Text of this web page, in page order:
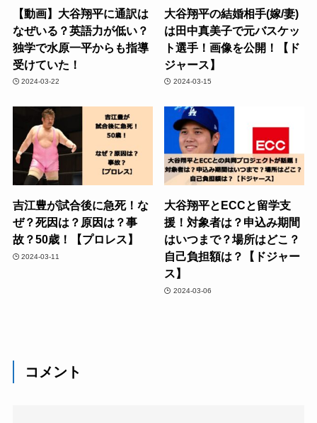
【動画】大谷翔平に通訳は
なぜいる？英語力が低い？
独学で水原一平からも指導
受けていた！
2024-03-22
大谷翔平の結婚相手(嫁/妻)
は田中真美子で元バスケッ
ト選手！画像を公開！【ド
ジャース】
2024-03-15
吉江豊が試合後に急死！な
ぜ？死因は？原因は？事
故？50歳！【プロレス】
2024-03-11
大谷翔平とECCと留学支
援！対象者は？申込み期間
はいつまで？場所はどこ？
自己負担額は？【ドジャー
ス】
2024-03-06
コメント